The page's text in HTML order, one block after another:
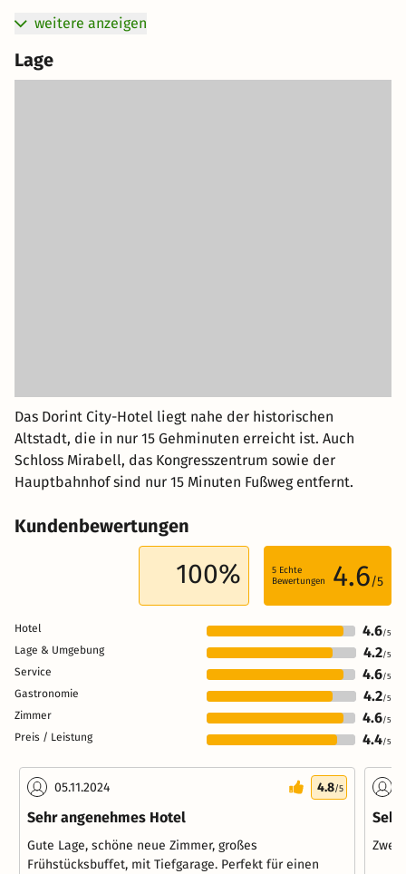
weitere anzeigen
Lage
Das Dorint City-Hotel liegt nahe der historischen
Altstadt, die in nur 15 Gehminuten erreicht ist. Auch
Schloss Mirabell, das Kongresszentrum sowie der
Hauptbahnhof sind nur 15 Minuten Fußweg entfernt.
Kundenbewertungen
100% 5 Echte
Bewertungen
4.6/5
Hotel 4.6/5
Lage & Umgebung 4.2/5
Service 4.6/5
Gastronomie 4.2/5
Zimmer 4.6/5
Preis / Leistung 4.4/5
05.11.2024 4.8/5
Sehr angenehmes Hotel
Gute Lage, schöne neue Zimmer, großes
Frühstücksbuffet, mit Tiefgarage. Perfekt für einen